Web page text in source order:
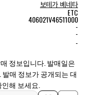
보테가 베네타
ETC
406021V46511000
-
-
-
정보입니다. 발매일은
발매 정보가 공개되는 대
해 보세요.